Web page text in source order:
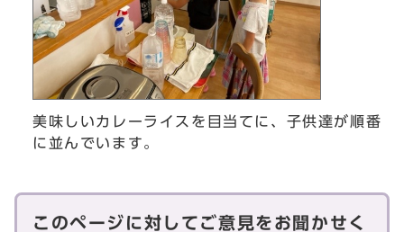
美味しいカレーライスを目当てに、子供達が順番
に並んでいます。
このページに対してご意見をお聞かせく